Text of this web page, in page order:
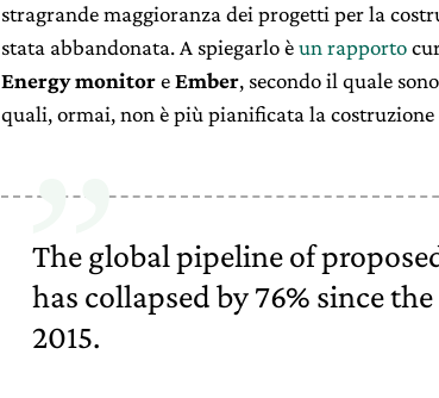
stragrande maggioranza dei progetti per la
stata abbandonata. A spiegarlo èun rapporto
Energy monitoreEmber, secondo il quale
quali, ormai, non è più pianificata la
The global pipeline of
has collapsed by 76% since
2015.